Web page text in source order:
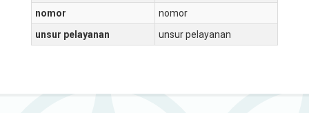
nomor
nomor
unsur pelayanan
unsur pelayanan